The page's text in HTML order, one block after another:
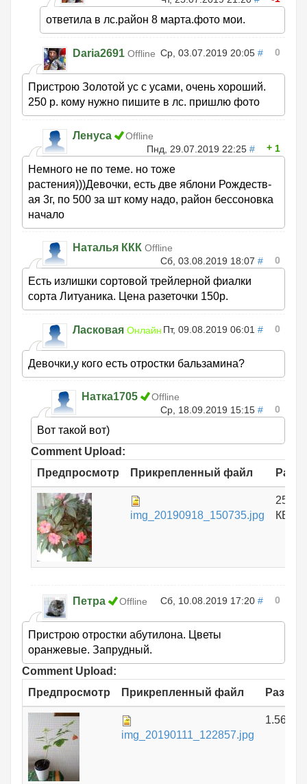
ответила в лс.район 8 марта.фото мои.
Daria2691 Offline Ср, 03.07.2019 20:05 # 0
Пристрою Золотой ус с усами, очень хороший.
250 р. кому нужно пишите в лс. пришлю фото
Ленуса
Offline
Пнд, 29.07.2019 22:25 # 1
Немного не по теме. но тоже
растения)))Девочки, есть две яблони Рождеств-
ая 3г, по 500 за шт кому надо, район бессоновка
начало
Наталья ККК Offline
Сб, 03.08.2019 18:07 # 0
Есть излишки сортовой трейлерной фиалки
сорта Литуаника. Цена разеточки 150р.
Ласковая Онлайн Пт, 09.08.2019 06:01 # 0
Девочки,у кого есть отростки бальзамина?
Натка1705
Offline
Ср, 18.09.2019 15:15 # 0
Вот такой вот)
Comment Upload:
Предпросмотр
Прикрепленный файл
img_20190918_150735.jpg
КБ
Петра Offline Сб, 10.08.2019 17:20 # 0
Пристрою отростки абутилона. Цветы
оранжевые. Запрудный.
Comment Upload:
Предпросмотр
Прикрепленный файл Размер
img_20190111_122857.jpg
1.56 МБ